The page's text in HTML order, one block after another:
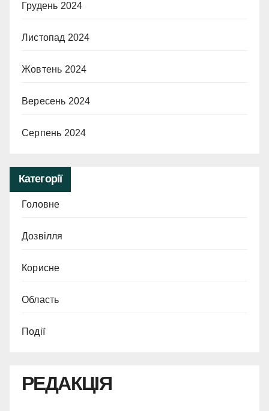
Грудень 2024
Листопад 2024
Жовтень 2024
Вересень 2024
Серпень 2024
Категорії
Головне
Дозвілля
Корисне
Область
Події
РЕДАКЦІЯ